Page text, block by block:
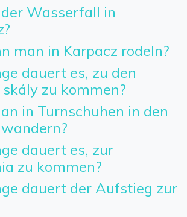
Wasserfall in
man in Karpacz rodeln?
dauert es, zu den
zu kommen?
in Turnschuhen in den
dauert es, zur
zu kommen?
dauert der Aufstieg zur